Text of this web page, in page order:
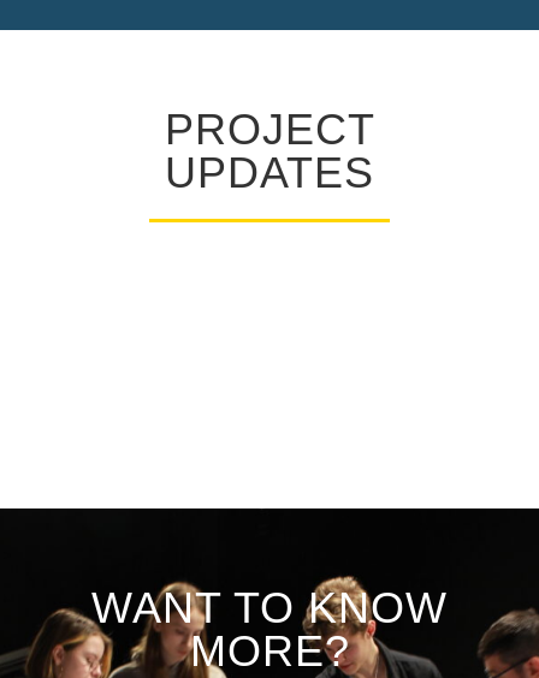
PROJECT
UPDATES
WANT TO KNOW
MORE?